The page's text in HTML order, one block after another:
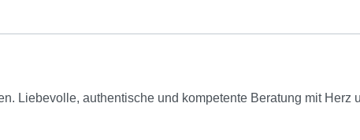
Liebevolle, authentische und kompetente Beratung mit Herz